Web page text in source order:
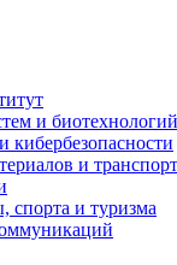
и биотехнологий
и
спорта и туризма